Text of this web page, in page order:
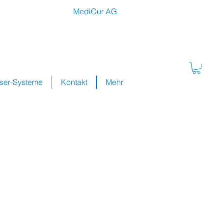
Systeme Kontakt Mehr
MediCur AG